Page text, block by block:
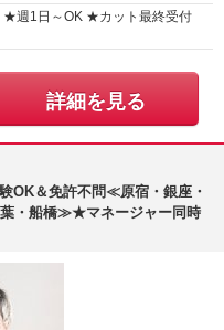
詳細を見る
OK＆免許不問≪原宿・銀座・
葉・船橋≫★マネージャー同時